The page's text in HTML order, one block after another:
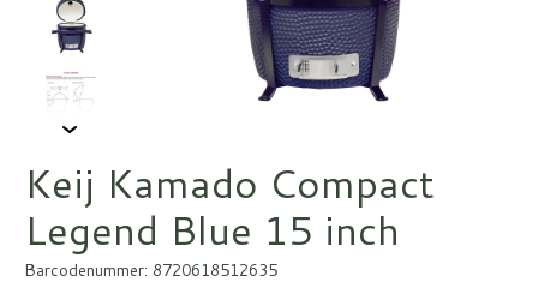
Keij Kamado Compact
Legend Blue 15 inch
Barcodenummer: 8720618512635